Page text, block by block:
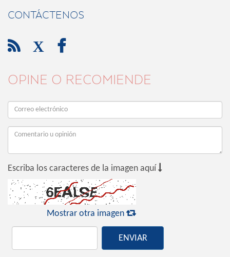
CONTÁCTENOS
 X 
OPINE O RECOMIENDE
Escriba los caracteres de la imagen aquí 
Mostrar otra imagen 
ENVIAR